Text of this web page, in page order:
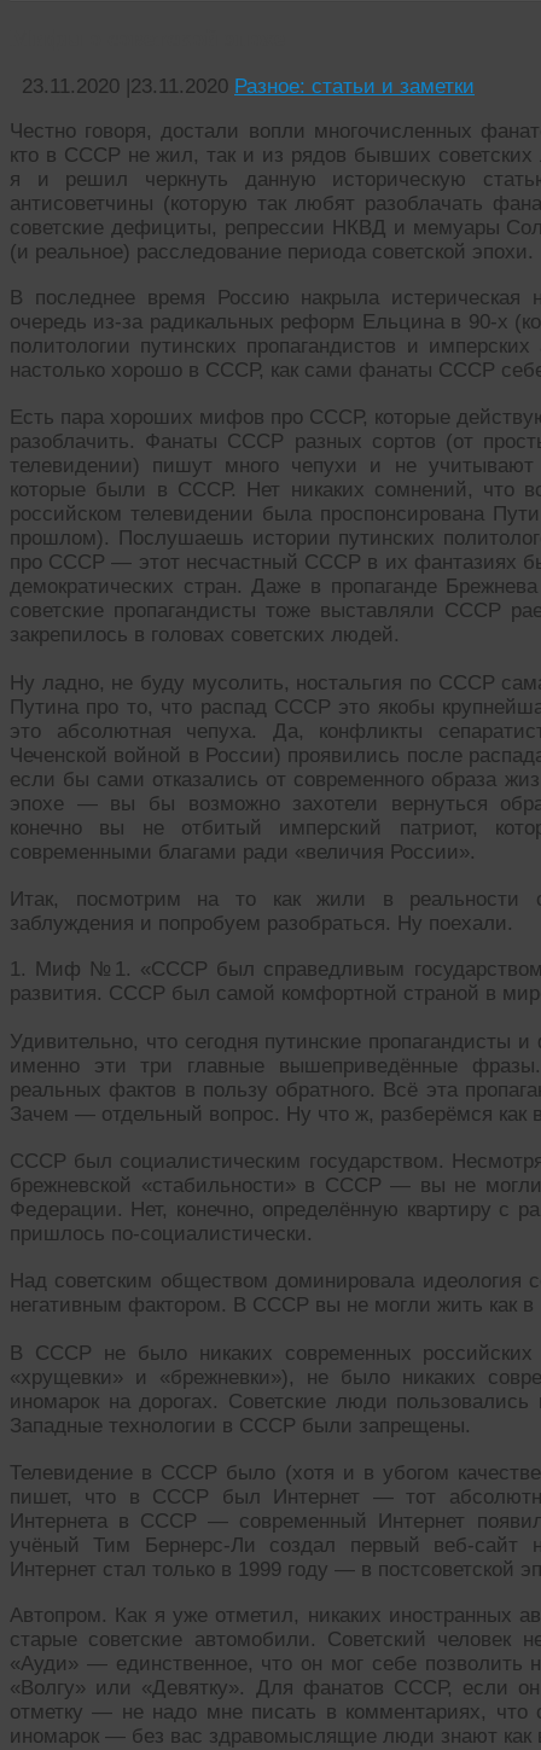
23.11.2020 |23.11.2020 Разное: статьи и заметки
Честно говоря, достали вопли многочисленных
кто в СССР не жил, так и из рядов бывших
я и решил черкнуть данную историческую
антисоветчины (которую так любят разоблачать
советские дефициты, репрессии НКВД и мемуары
(и реальное) расследование периода советской эпохи.
В последнее время Россию накрыла
очередь из-за радикальных реформ Ельцина в 90-х
политологии путинских пропагандистов и
настолько хорошо в СССР, как сами фанаты СССР
Есть пара хороших мифов про СССР, которые
разоблачить. Фанаты СССР разных сортов (от
телевидении) пишут много чепухи и не учитывают
которые были в СССР. Нет никаких сомнений, что
российском телевидении была проспонсирована
прошлом). Послушаешь истории путинских
про СССР — этот несчастный СССР в их фантазиях
демократических стран. Даже в пропаганде
советские пропагандисты тоже выставляли СССР
закрепилось в головах советских людей.
Ну ладно, не буду мусолить, ностальгия по СССР
Путина про то, что распад СССР это якобы
это абсолютная чепуха. Да, конфликты
Чеченской войной в России) проявились после
если бы сами отказались от современного образа
эпохе — вы бы возможно захотели вернуться
конечно вы не отбитый имперский патриот,
современными благами ради «величия России».
Итак, посмотрим на то как жили в реальности
заблуждения и попробуем разобраться. Ну поехали.
1. Миф №1. «СССР был справедливым государством
развития. СССР был самой комфортной страной в
Удивительно, что сегодня путинские пропагандисты
именно эти три главные вышеприведённые
реальных фактов в пользу обратного. Всё эта
Зачем — отдельный вопрос. Ну что ж, разберёмся как
СССР был социалистическим государством.
брежневской «стабильности» в СССР — вы не
Федерации. Нет, конечно, определённую квартиру
пришлось по-социалистически.
Над советским обществом доминировала
негативным фактором. В СССР вы не могли жить как
В СССР не было никаких современных российских
«хрущевки» и «брежневки»), не было никаких
иномарок на дорогах. Советские люди
Западные технологии в СССР были запрещены.
Телевидение в СССР было (хотя и в убогом
пишет, что в СССР был Интернет — тот
Интернета в СССР — современный Интернет
учёный Тим Бернерс-Ли создал первый веб-сайт
Интернет стал только в 1999 году — в постсоветской
Автопром. Как я уже отметил, никаких
старые советские автомобили. Советский
«Ауди» — единственное, что он мог себе
«Волгу» или «Девятку». Для фанатов СССР, если
отметку — не надо мне писать в комментариях,
иномарок — без вас здравомыслящие люди знают как